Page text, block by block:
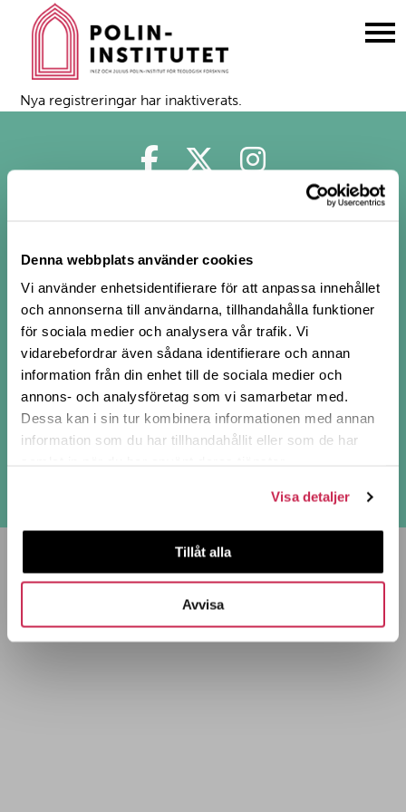
Denna webbplats använder cookies
Vi använder enhetsidentifierare för att anpassa innehållet
och annonserna till användarna, tillhandahålla funktioner
för sociala medier och analysera vår trafik. Vi
vidarebefordrar även sådana identifierare och annan
information från din enhet till de sociala medier och
annons- och analysföretag som vi samarbetar med.
Dessa kan i sin tur kombinera informationen med annan
information som du har tillhandahållit eller som de har
Visa detaljer
Tillåt alla
Avvisa
Nya registreringar har inaktiverats.
Polin på Facebook
Polin på Twitter
Polin på
Powered by – Å Communications
Photography om inte annat anges.